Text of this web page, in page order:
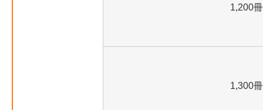
1,200冊
1,300冊